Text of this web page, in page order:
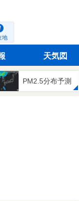
地
天気図
PM2.5分布予測